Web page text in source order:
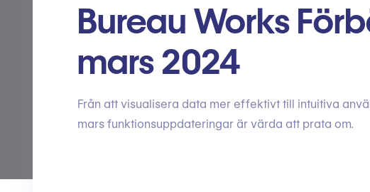
Bureau Works
mars 2024
Från att visualisera data mer effektivt till intuitiva
mars funktionsuppdateringar är värda att prata om.